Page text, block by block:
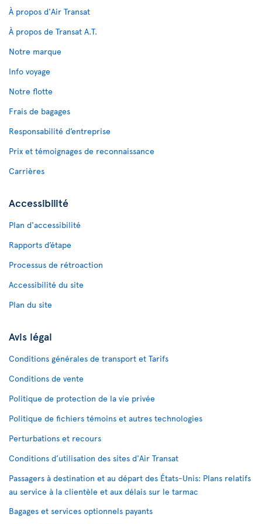
À propos d'Air Transat
À propos de Transat A.T.
Notre marque
Info voyage
Notre flotte
Frais de bagages
Responsabilité d’entreprise
Prix et témoignages de reconnaissance
Carrières
Accessibilité
Plan d'accessibilité
Rapports d’étape
Processus de rétroaction
Accessibilité du site
Plan du site
Avis légal
Conditions générales de transport et Tarifs
Conditions de vente
Politique de protection de la vie privée
Politique de fichiers témoins et autres technologies
Perturbations et recours
Conditions d’utilisation des sites d'Air Transat
Passagers à destination et au départ des États-Unis: Plans relatifs
au service à la clientèle et aux délais sur le tarmac
Bagages et services optionnels payants